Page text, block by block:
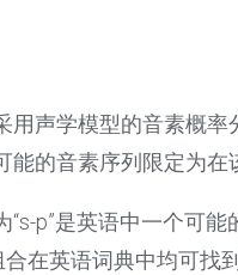
声学模型的音素概
的音素序列限定为在
p”是英语中一个可能
在英语词典中均可找到